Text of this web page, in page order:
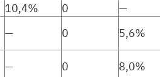
10,4% 0
—
— 0 5,6%
— 0
8,0%